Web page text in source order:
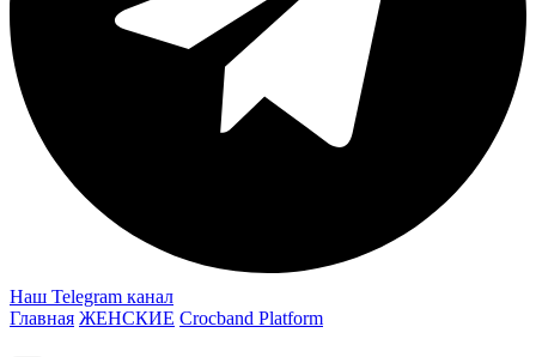
Наш Telegram канал
Главная ЖЕНСКИЕ Crocband Platform